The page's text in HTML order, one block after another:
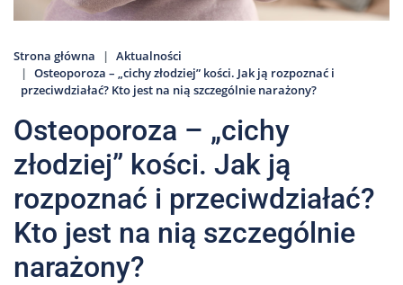
Strona główna
Aktualności
Osteoporoza – „cichy złodziej” kości. Jak ją rozpoznać i
przeciwdziałać? Kto jest na nią szczególnie narażony?
Osteoporoza – „cichy
złodziej” kości. Jak ją
rozpoznać i przeciwdziałać?
Kto jest na nią szczególnie
narażony?